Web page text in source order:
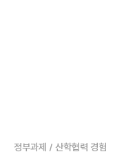
정부과제 / 산학협력 경험